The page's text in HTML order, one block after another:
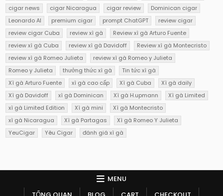
cigar news
cigar Nicaragua cigar review
Dominican cigar
Leonardo AI
premium cigar prompt ChatGPT
review cigar
review cigar Cuba
review xì gà
Review xì gà Arturo Fuente
review xì gà Cuba
review xì gà Davidoff
Review xì gà Montecristo
review xì gà Romeo Julieta
review xì gà Romeo y Julieta
Romeo y Julieta
thưởng thức xì gà
Tin tức xì gà
Xì gà Arturo Fuente
xì gà cao cấp Xì gà Cuba
Xì gà daily
Xì gà Davidoff
xì gà Dominican Xì gà H.upmann
Xì gà Limited
xì gà Limited Edition
Xì gà mini
Xì gà Montecristo
xì gà Nicaragua
Xì gà Partagas
Xì gà Romeo Y Julieta
YeuCigar
Yêu Cigar đánh giá xì gà
MENU